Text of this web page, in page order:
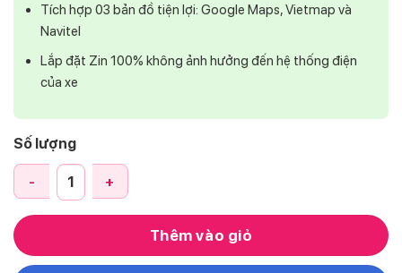
Tích hợp 03 bản đồ tiện lợi: Google Maps, Vietmap và
Navitel
Lắp đặt Zin 100% không ảnh hưởng đến hệ thống điện
của xe
Số lượng
Thêm vào giỏ